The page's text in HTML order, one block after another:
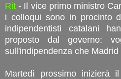
Rit- Il vice primo ministro
i colloqui sono in procinto
indipendentisti catalani
proposto dal governo:
sull'indipendenza che
Martedì prossimo inizierà